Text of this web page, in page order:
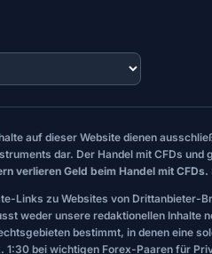
auf dieser Website dienen
dar. Der Handel mit CFDs
verlieren Geld beim Handel mit CFDs.
Links zu Websites von Drittanbieter-
weder unsere redaktionellen
bestimmt, in denen eine
1:30 bei wichtigen Forex-Paaren für